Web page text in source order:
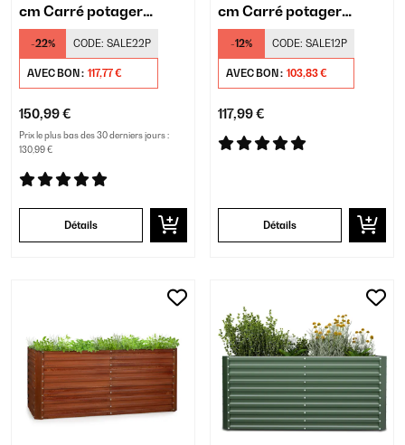
cm Carré potager
Crème
-22% CODE: SALE22P
AVEC BON : 117,77 €
150,99 €
Prix le plus bas des 30 derniers jours :
130,99 €
Détails
cm Carré potager
Anthracite
-12% CODE: SALE12P
AVEC BON : 103,83 €
117,99 €
Détails